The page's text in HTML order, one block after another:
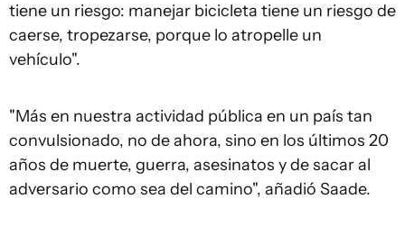
tiene un riesgo: manejar bicicleta tiene un riesgo de
caerse, tropezarse, porque lo atropelle un
vehículo".
"Más en nuestra actividad pública en un país tan
convulsionado, no de ahora, sino en los últimos 20
años de muerte, guerra, asesinatos y de sacar al
adversario como sea del camino", añadió Saade.